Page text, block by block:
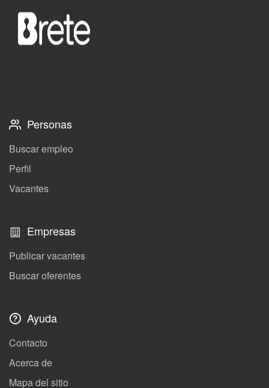
Personas
Buscar empleo
Perfil
Vacantes
Empresas
Publicar vacantes
Buscar oferentes
Ayuda
Contacto
Acerca de
Mapa del sitio